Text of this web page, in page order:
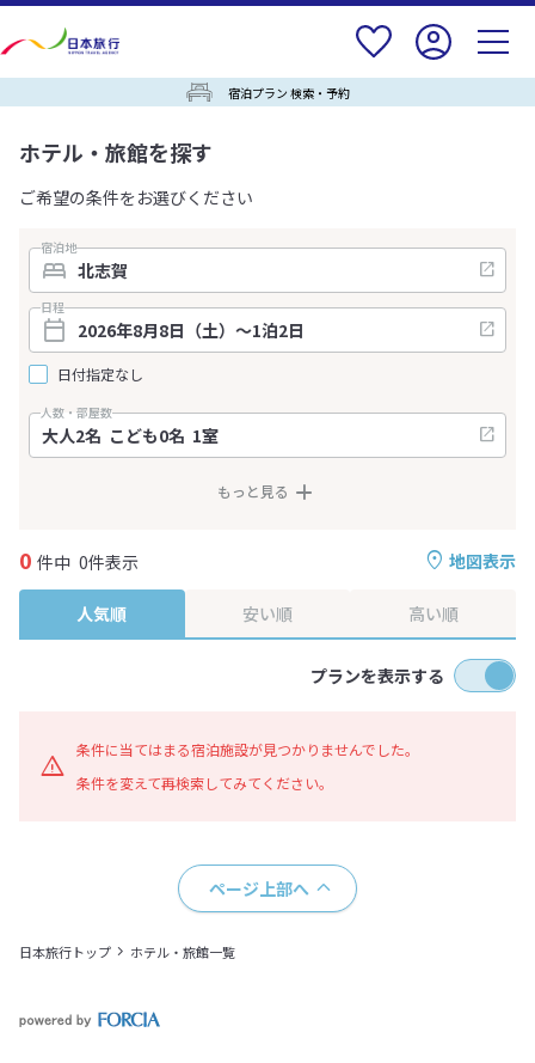
宿泊プラン 検索・予約
ホテル・旅館を探す
ご希望の条件をお選びください
宿泊地
日程
日付指定なし
人数・部屋数
もっと見る
地図表示
0 件中 0件表示
人気順 安い順 高い順
プランを表示する
条件に当てはまる宿泊施設が見つかりませんでした。
条件を変えて再検索してみてください。
ページ上部へ
日本旅行トップ ホテル・旅館一覧